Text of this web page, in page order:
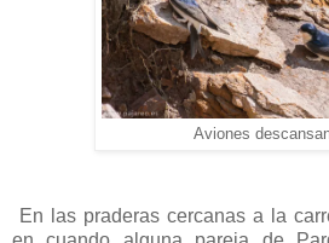
Aviones
En las praderas cercanas a la